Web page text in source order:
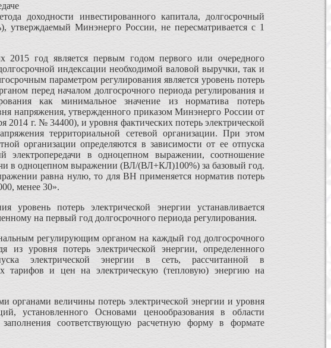
доходности инвестированного капитала, долгосрочный
утверждаемый Минэнерго России, не пересматривается с 1
год является первым годом первого или очередного
индексации необходимой валовой выручки, так и
параметром регулирования является уровень потерь
перед началом долгосрочного периода регулирования и
как минимальное значение из норматива потерь
напряжения, утвержденного приказом Минэнерго России от
2014 г. № 34400), и уровня фактических потерь электрической
территориальной сетевой организации. При этом
организации определяются в зависимости от ее отпуска
электропередачи в одноцепном выражении, соотношение
в одноцепном выражении (ВЛ/(ВЛ+КЛ)100%) за базовый год.
равна нулю, то для ВН применяется норматив потерь
менее 30».
потерь электрической энергии устанавливается
на первый год долгосрочного периода регулирования.
регулирующим органом на каждый год долгосрочного
из уровня потерь электрической энергии, определенного
электрической энергии в сеть, рассчитанной в
тарифов и цен на электрическую (тепловую) энергию на
органами величины потерь электрической энергии и уровня
установленного Основами ценообразования в области
соответствующую расчетную форму в формате